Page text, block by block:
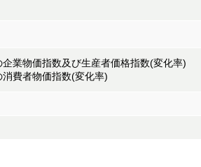
業物価指数及び生産者価格指数(変化率)
費者物価指数(変化率)